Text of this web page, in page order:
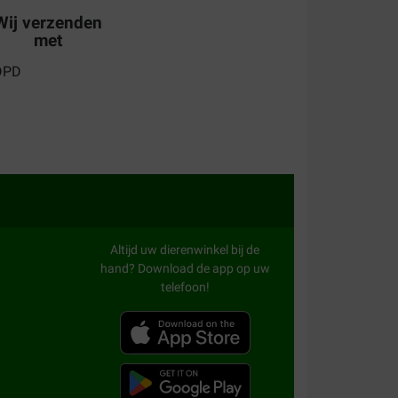
Vacht wordt al zachter en gewicht neemt
verzenden
met
Altijd uw dierenwinkel bij de
hand? Download de app op uw
telefoon!